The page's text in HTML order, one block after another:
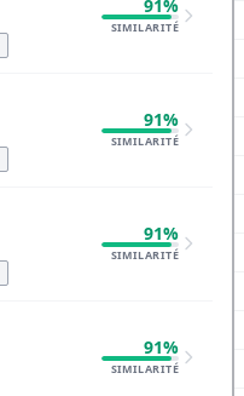
91%
SIMILARITÉ
91%
SIMILARITÉ
91%
SIMILARITÉ
91%
SIMILARITÉ